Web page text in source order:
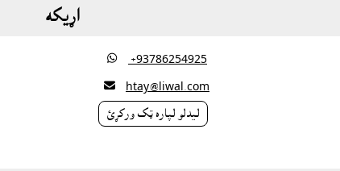
اړيکه
‎ +93786254925

htay@liwal.com

ليدلو لپاره ټک ورکړئ